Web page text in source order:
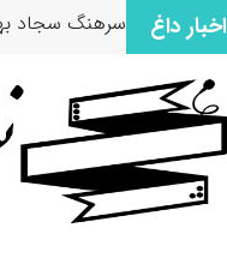
اخبار داغ سرهنگ سجاد